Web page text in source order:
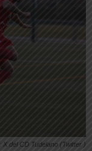
X del CD Tudelano (Twitter )